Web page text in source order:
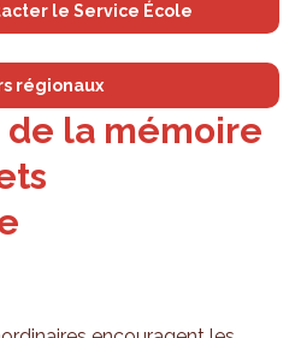
le Service École
régionaux
de la mémoire